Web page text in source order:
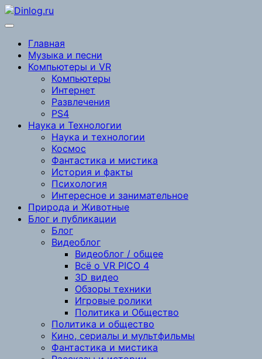
Перейти
к
Главная
Музыка и песни
Компьютеры и VR
Компьютеры
Интернет
Развлечения
PS4
Наука и Технологии
Наука и технологии
Космос
Фантастика и мистика
История и факты
Психология
Интересное и занимательное
Природа и Животные
Блог и публикации
Блог
Видеоблог
Видеоблог / общее
Всё о VR PICO 4
3D видео
Обзоры техники
Игровые ролики
Политика и Общество
Политика и общество
Кино, сериалы и мультфильмы
Фантастика и мистика